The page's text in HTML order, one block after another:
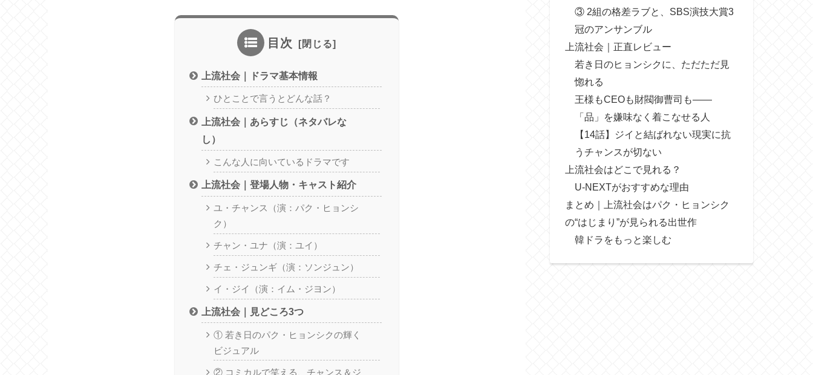
目次
上流社会｜ドラマ基本情報
ひとことで言うとどんな話？
上流社会｜あらすじ（ネタバレな
し）
こんな人に向いているドラマです
上流社会｜登場人物・キャスト紹介
ユ・チャンス（演：パク・ヒョンシ
ク）
チャン・ユナ（演：ユイ）
チェ・ジュンギ（演：ソンジュン）
イ・ジイ（演：イム・ジヨン）
上流社会｜見どころ3つ
① 若き日のパク・ヒョンシクの輝く
ビジュアル
② コミカルで笑える、チャンス＆ジ
③ 2組の格差ラブと、SBS演技大賞3
冠のアンサンブル
上流社会｜正直レビュー
若き日のヒョンシクに、ただただ見
惚れる
王様もCEOも財閥御曹司も——
「品」を嫌味なく着こなせる人
【14話】ジイと結ばれない現実に抗
うチャンスが切ない
上流社会はどこで見れる？
U-NEXTがおすすめな理由
まとめ｜上流社会はパク・ヒョンシク
の“はじまり”が見られる出世作
韓ドラをもっと楽しむ